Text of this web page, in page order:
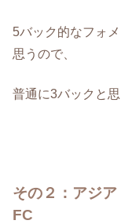
5バック的なフォ
思うので、
普通に3バックと
その２：アジ
FC